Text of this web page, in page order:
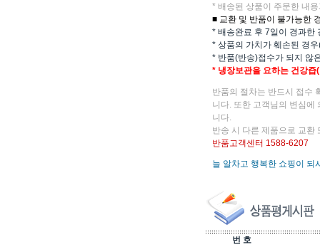
* 배송된 상품이 주문한 내
■ 교환 및 반품이 불가능한
* 배송완료 후 7일이 경과한
* 상품의 가치가 훼손된 경
* 반품(반송)접수가 되지 않
* 냉장보관을 요하는 건강
반품의 절차는 반드시 접수
니다. 또한 고객님의 변심에
니다.
반송 시 다른 제품으로 교환
반품고객센터 1588-6207
늘 알차고 행복한 쇼핑이 되
번 호